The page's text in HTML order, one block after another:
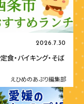
2026.7.30
・バイキング・そば
えひめのあぷり編集部